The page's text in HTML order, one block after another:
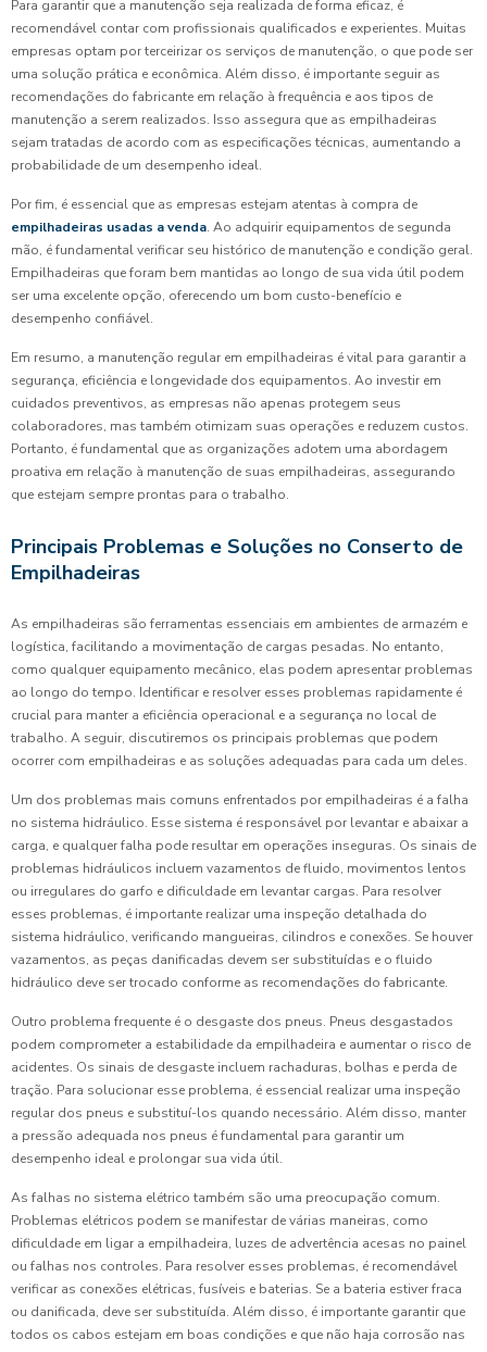
Para garantir que a manutenção seja realizada de forma eficaz, é
recomendável contar com profissionais qualificados e experientes. Muitas
empresas optam por terceirizar os serviços de manutenção, o que pode ser
uma solução prática e econômica. Além disso, é importante seguir as
recomendações do fabricante em relação à frequência e aos tipos de
manutenção a serem realizados. Isso assegura que as empilhadeiras
sejam tratadas de acordo com as especificações técnicas, aumentando a
probabilidade de um desempenho ideal.
Por fim, é essencial que as empresas estejam atentas à compra de
empilhadeiras usadas a venda. Ao adquirir equipamentos de segunda
mão, é fundamental verificar seu histórico de manutenção e condição geral.
Empilhadeiras que foram bem mantidas ao longo de sua vida útil podem
ser uma excelente opção, oferecendo um bom custo-benefício e
desempenho confiável.
Em resumo, a manutenção regular em empilhadeiras é vital para garantir a
segurança, eficiência e longevidade dos equipamentos. Ao investir em
cuidados preventivos, as empresas não apenas protegem seus
colaboradores, mas também otimizam suas operações e reduzem custos.
Portanto, é fundamental que as organizações adotem uma abordagem
proativa em relação à manutenção de suas empilhadeiras, assegurando
que estejam sempre prontas para o trabalho.
Principais Problemas e Soluções no Conserto de
Empilhadeiras
As empilhadeiras são ferramentas essenciais em ambientes de armazém e
logística, facilitando a movimentação de cargas pesadas. No entanto,
como qualquer equipamento mecânico, elas podem apresentar problemas
ao longo do tempo. Identificar e resolver esses problemas rapidamente é
crucial para manter a eficiência operacional e a segurança no local de
trabalho. A seguir, discutiremos os principais problemas que podem
ocorrer com empilhadeiras e as soluções adequadas para cada um deles.
Um dos problemas mais comuns enfrentados por empilhadeiras é a falha
no sistema hidráulico. Esse sistema é responsável por levantar e abaixar a
carga, e qualquer falha pode resultar em operações inseguras. Os sinais de
problemas hidráulicos incluem vazamentos de fluido, movimentos lentos
ou irregulares do garfo e dificuldade em levantar cargas. Para resolver
esses problemas, é importante realizar uma inspeção detalhada do
sistema hidráulico, verificando mangueiras, cilindros e conexões. Se houver
vazamentos, as peças danificadas devem ser substituídas e o fluido
hidráulico deve ser trocado conforme as recomendações do fabricante.
Outro problema frequente é o desgaste dos pneus. Pneus desgastados
podem comprometer a estabilidade da empilhadeira e aumentar o risco de
acidentes. Os sinais de desgaste incluem rachaduras, bolhas e perda de
tração. Para solucionar esse problema, é essencial realizar uma inspeção
regular dos pneus e substituí-los quando necessário. Além disso, manter
a pressão adequada nos pneus é fundamental para garantir um
desempenho ideal e prolongar sua vida útil.
As falhas no sistema elétrico também são uma preocupação comum.
Problemas elétricos podem se manifestar de várias maneiras, como
dificuldade em ligar a empilhadeira, luzes de advertência acesas no painel
ou falhas nos controles. Para resolver esses problemas, é recomendável
verificar as conexões elétricas, fusíveis e baterias. Se a bateria estiver fraca
ou danificada, deve ser substituída. Além disso, é importante garantir que
todos os cabos estejam em boas condições e que não haja corrosão nas